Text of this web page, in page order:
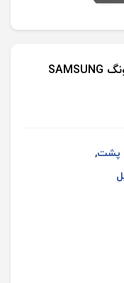
چسب پلاریزه پشت آینه ای سامسونگ SAMSUNG
پشت,